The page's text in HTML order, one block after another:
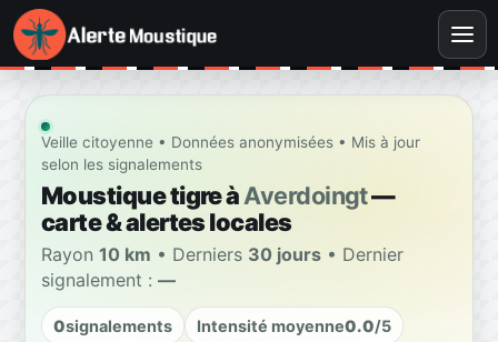
Veille citoyenne • Données anonymisées • Mis à jour
selon les signalements
Moustique tigre àAverdoingt—
carte & alertes locales
Rayon 10 km • Derniers 30 jours • Dernier
signalement : —
0signalements Intensité moyenne0.0/5